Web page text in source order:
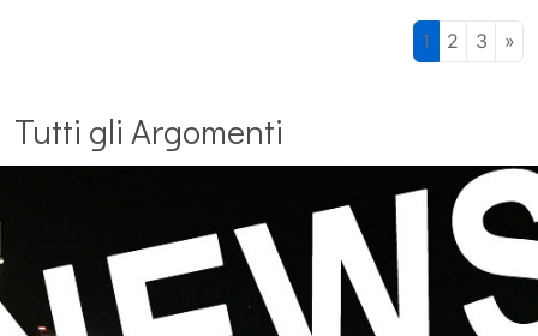
1 2 3 »
Tutti gli Argomenti